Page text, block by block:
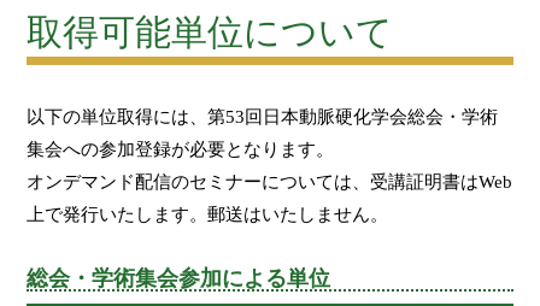
取得可能単位について
以下の単位取得には、第53回日本動脈硬化学会総会・学術
集会への参加登録が必要となります。
オンデマンド配信のセミナーについては、受講証明書はWeb
上で発行いたします。郵送はいたしません。
総会・学術集会参加による単位